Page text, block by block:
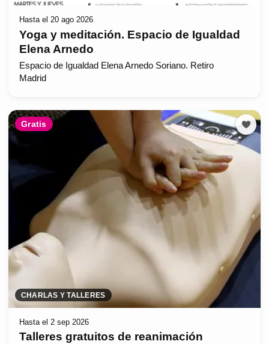
Hasta el 20 ago 2026
Yoga y meditación. Espacio de Igualdad
Elena Arnedo
Espacio de Igualdad Elena Arnedo Soriano. Retiro
Madrid
Gratis
CHARLAS Y TALLERES
Hasta el 2 sep 2026
Talleres gratuitos de reanimación